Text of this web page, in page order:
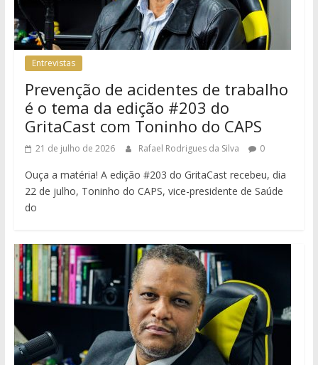
Entrevistas
Prevenção de acidentes de trabalho
é o tema da edição #203 do
GritaCast com Toninho do CAPS
21 de julho de 2026 Rafael Rodrigues da Silva 0
Ouça a matéria! A edição #203 do GritaCast recebeu, dia
22 de julho, Toninho do CAPS, vice-presidente de Saúde
do